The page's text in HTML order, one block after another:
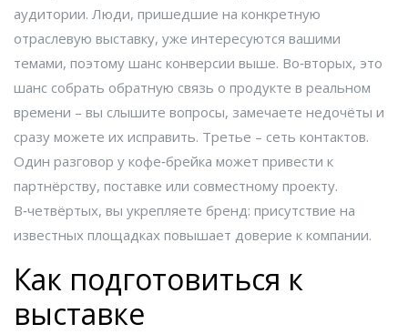
аудитории. Люди, пришедшие на конкретную
отраслевую выставку, уже интересуются вашими
темами, поэтому шанс конверсии выше. Во‑вторых, это
шанс собрать обратную связь о продукте в реальном
времени – вы слышите вопросы, замечаете недочёты и
сразу можете их исправить. Третье – сеть контактов.
Один разговор у кофе‑брейка может привести к
партнёрству, поставке или совместному проекту.
В‑четвёртых, вы укрепляете бренд: присутствие на
известных площадках повышает доверие к компании.
Как подготовиться к
выставке